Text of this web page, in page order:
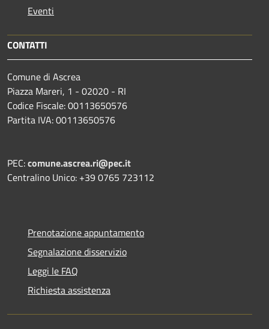
Eventi
CONTATTI
Comune di Ascrea
Piazza Mareri, 1 - 02020 - RI
Codice Fiscale: 00113650576
Partita IVA: 00113650576
PEC:comune.ascrea.ri@pec.it
Centralino Unico: +39 0765 723112
Prenotazione appuntamento
Segnalazione disservizio
Leggi le FAQ
Richiesta assistenza